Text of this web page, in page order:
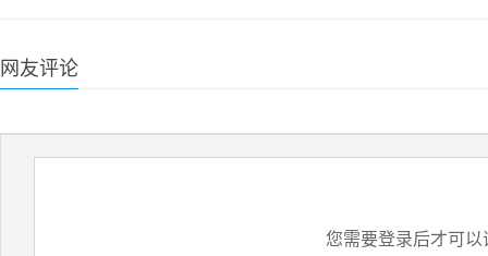
网友评论
您需要登录后才可以